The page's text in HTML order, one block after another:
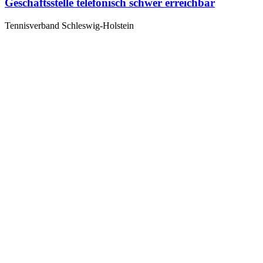
Geschäftsstelle telefonisch schwer erreichbar
Tennisverband Schleswig-Holstein